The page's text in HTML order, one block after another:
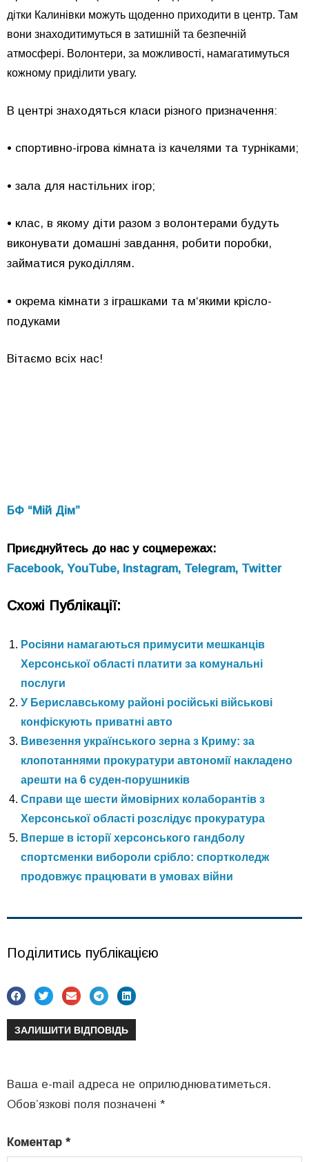
дітки Калинівки можуть щоденно приходити в центр. Там
вони знаходитимуться в затишній та безпечній
атмосфері. Волонтери, за можливості, намагатимуться
кожному приділити увагу.
В центрі знаходяться класи різного призначення:
• спортивно-ігрова кімната із качелями та турніками;
• зала для настільних ігор;
• клас, в якому діти разом з волонтерами будуть
виконувати домашні завдання, робити поробки,
займатися рукоділлям.
• окрема кімнати з іграшками та м‘якими крісло-
подуками
Вітаємо всіх нас!
БФ “Мій Дім”
Приєднуйтесь до нас у соцмережах:
Facebook, YouTube, Instagram, Telegram, Twitter
Схожі Публікації:
Росіяни намагаються примусити мешканців
Херсонської області платити за комунальні
послуги
У Бериславському районі російські військові
конфіскують приватні авто
Вивезення українського зерна з Криму: за
клопотаннями прокуратури автономії накладено
арешти на 6 суден-порушників
Справи ще шести ймовірних колаборантів з
Херсонської області розслідує прокуратура
Вперше в історії херсонського гандболу
спортсменки вибороли срібло: спортколедж
продовжує працювати в умовах війни
Поділитись публікацією
ЗАЛИШИТИ ВІДПОВІДЬ
Ваша e-mail адреса не оприлюднюватиметься.
Обов’язкові поля позначені *
Коментар *